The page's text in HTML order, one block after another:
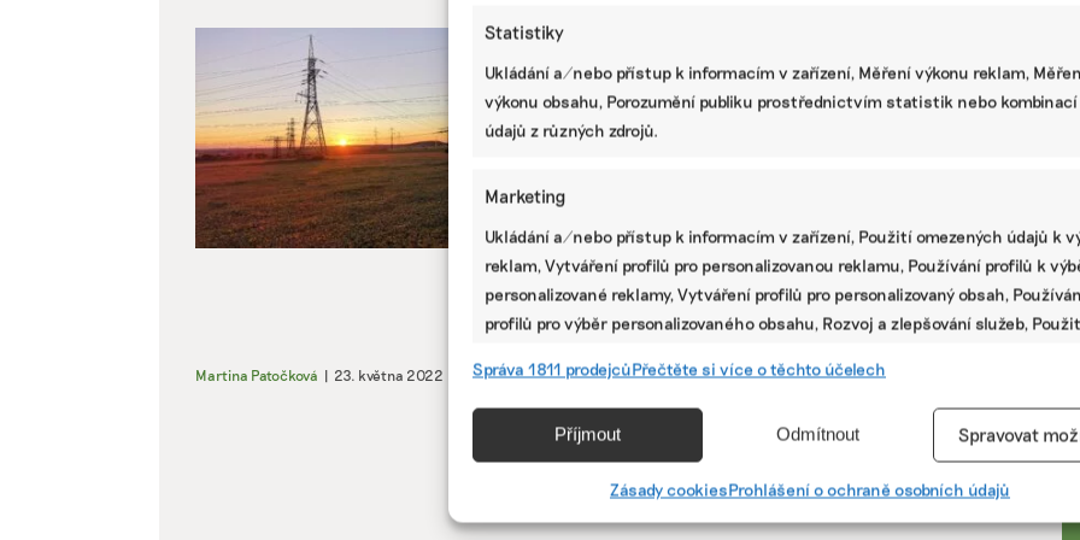
Statistiky
Ukládání a/nebo přístup k informacím v zařízení, Měření výkonu reklam,
výkonu obsahu, Porozumění publiku prostřednictvím statistik nebo kombinací
údajů z různých zdrojů.
Marketing
Ukládání a/nebo přístup k informacím v zařízení, Použití omezených údajů k
reklam, Vytváření profilů pro personalizovanou reklamu, Používání profilů k
personalizované reklamy, Vytváření profilů pro personalizovaný obsah,
profilů pro výběr personalizovaného obsahu, Rozvoj a zlepšování služeb,
Přiřazování a kombinování údajů z jiných zdrojů údajů, Propojení různých
zařízení, Identifikace zařízení na základě automaticky přenášených
Správa 1811 prodejcůPřečtěte si více o těchto účelech
Příjmout Odmítnout Spravovat
Zásady cookiesProhlášení o ochraně osobních údajů
soběstačnost bezhlavě. Důležité je
systém promyslet společně
Země by se neměly snažit o energetickou
konala během uplynulého týdnu v Praze. „Pokud se
země budou snažit být nezávislé jedna na druhé,
výsledky budou strašné,“ uvedl Balázs Felsmann
působící v Regional Centre for Energy Policy
Research.
Martina Patočková | 23. května 2022 Energetika | fotovoltaické elektrárny,investice,obnovitelné zdroje
2